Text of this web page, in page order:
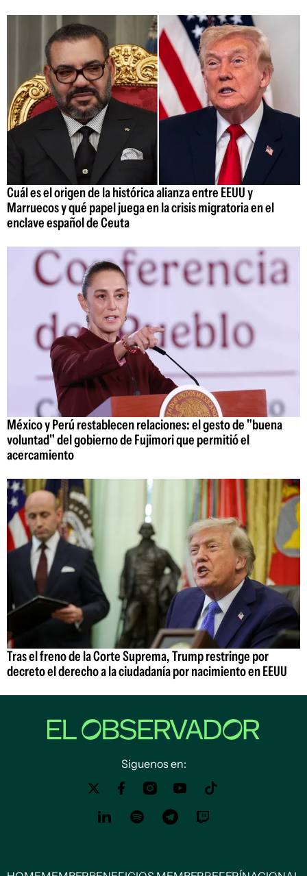
Cuál es el origen de la histórica alianza entre EEUU y
Marruecos y qué papel juega en la crisis migratoria en el
enclave español de Ceuta
México y Perú restablecen relaciones: el gesto de "buena
voluntad" del gobierno de Fujimori que permitió el
acercamiento
Tras el freno de la Corte Suprema, Trump restringe por
decreto el derecho a la ciudadanía por nacimiento en EEUU
Siguenos en: